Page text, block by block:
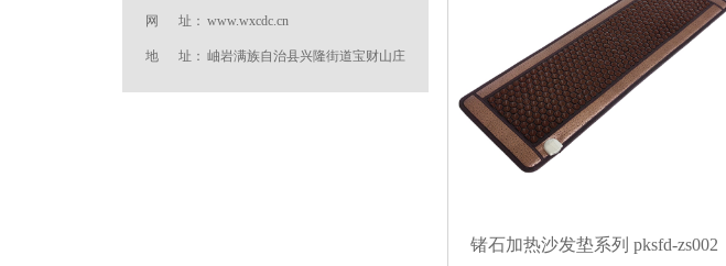
网 址： www.wxcdc.cn
地 址： 岫岩满族自治县兴隆街道宝财山庄
锗石加热沙发垫系列 pksfd-zs002